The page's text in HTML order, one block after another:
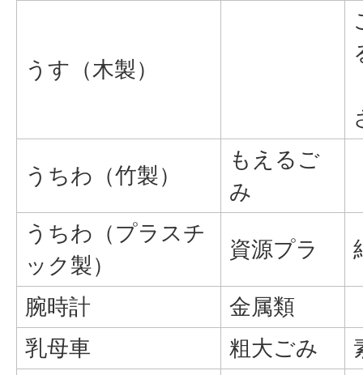
うす（木製）
うちわ（竹製）
もえるご
み
うちわ（プラスチ
ック製）
資源プラ
腕時計
金属類
乳母車
粗大ごみ